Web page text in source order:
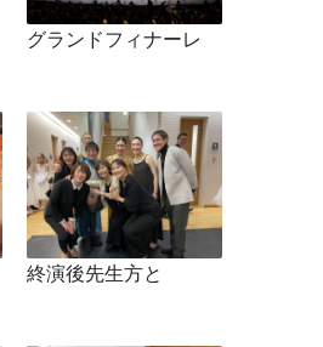
グランドフィナーレ
終演後先生方と